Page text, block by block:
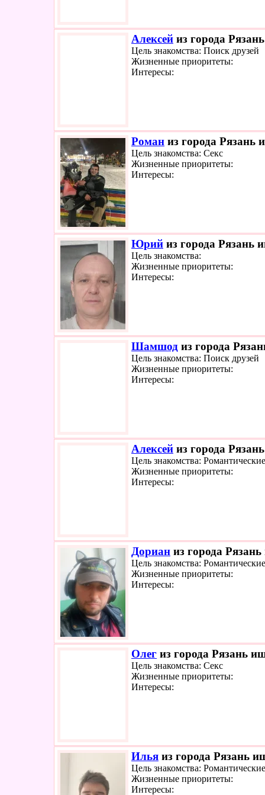
Алексей из города
Цель знакомства: Поиск друзей
Жизненные приоритеты:
Интересы:
Роман из города Рязань
Цель знакомства: Секс
Жизненные приоритеты:
Интересы:
Юрий из города Рязань
Цель знакомства:
Жизненные приоритеты:
Интересы:
Шамшод из города
Цель знакомства: Поиск друзей
Жизненные приоритеты:
Интересы:
Алексей из города
Цель знакомства:
Жизненные приоритеты:
Интересы:
Дориан из города
Цель знакомства:
Жизненные приоритеты:
Интересы:
Олег из города Рязань
Цель знакомства: Секс
Жизненные приоритеты:
Интересы:
Илья из города Рязань
Цель знакомства:
Жизненные приоритеты:
Интересы: